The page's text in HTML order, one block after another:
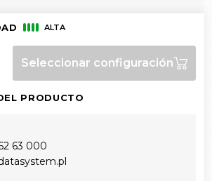
ALTA
Seleccionar configuración
PRODUCTO
63 000‬